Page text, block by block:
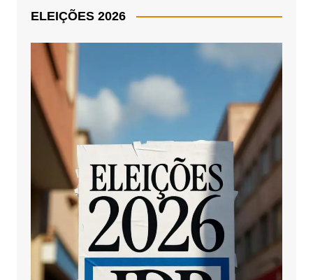
ELEIÇÕES 2026